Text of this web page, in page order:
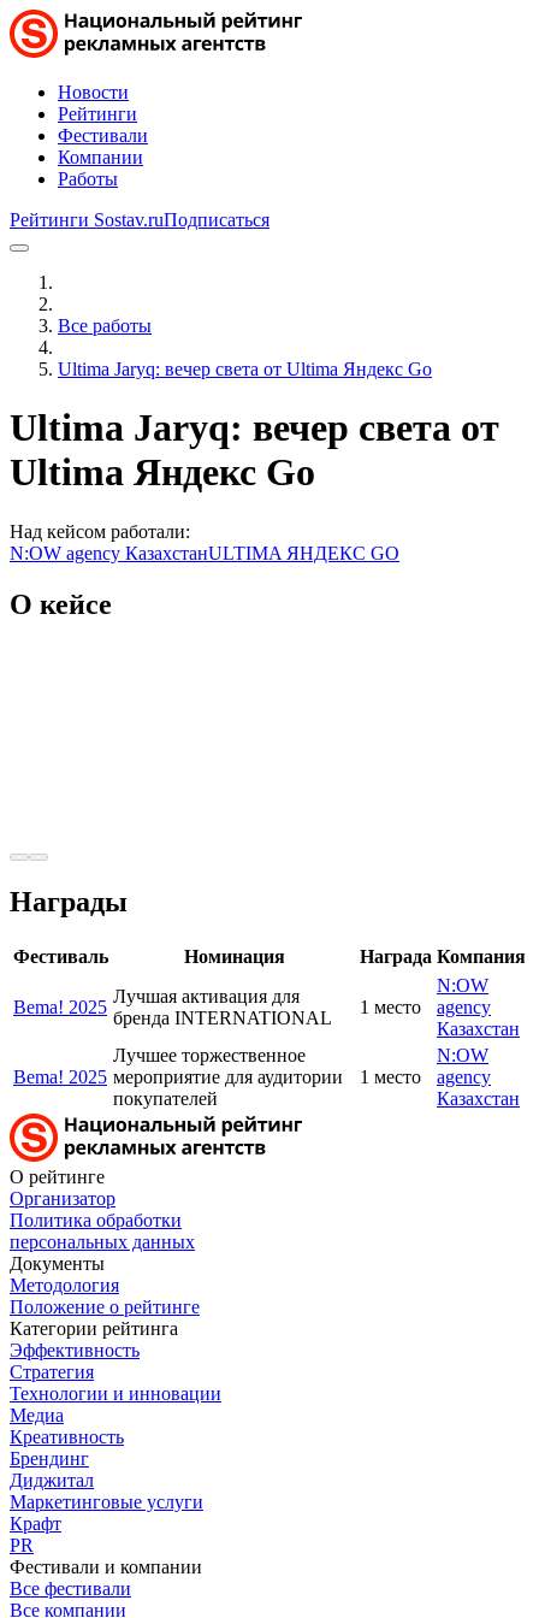
Новости
Рейтинги
Фестивали
Компании
Работы
Рейтинги Sostav.ruПодписаться
Все работы
Ultima Jaryq: вечер света от Ultima Яндекс Go
Ultima Jaryq: вечер света от
Ultima Яндекс Go
Над кейсом работали:
N:OW agency КазахстанULTIMA ЯНДЕКС GO
О кейсе
Награды
Фестиваль Номинация Награда Компания
Bema! 2025
Лучшая активация для
бренда INTERNATIONAL
1 место
N:OW
agency
Казахстан
Bema! 2025
Лучшее торжественное
мероприятие для аудитории
покупателей
1 место
N:OW
agency
Казахстан
О рейтинге
Организатор
Политика обработки
персональных данных
Документы
Методология
Положение о рейтинге
Категории рейтинга
Эффективность
Стратегия
Технологии и инновации
Медиа
Креативность
Брендинг
Диджитал
Маркетинговые услуги
Крафт
PR
Фестивали и компании
Все фестивали
Все компании